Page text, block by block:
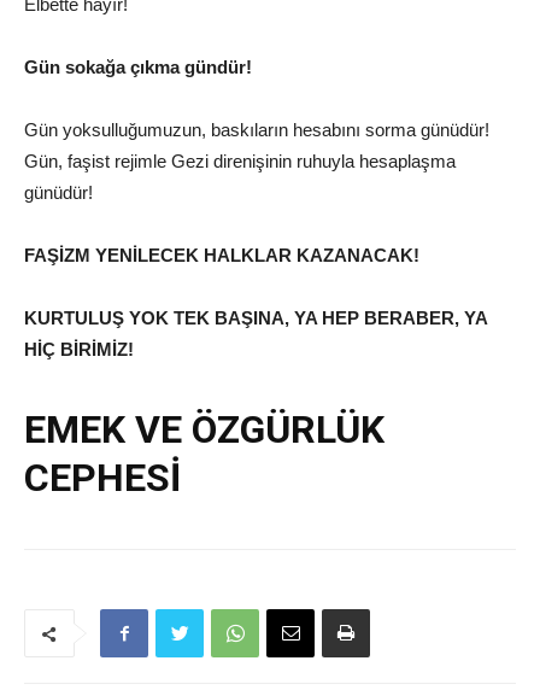
Elbette hayır!
Gün sokağa çıkma gündür!
Gün yoksulluğumuzun, baskıların hesabını sorma günüdür!
Gün, faşist rejimle Gezi direnişinin ruhuyla hesaplaşma
günüdür!
FAŞİZM YENİLECEK HALKLAR KAZANACAK!
KURTULUŞ YOK TEK BAŞINA, YA HEP BERABER, YA
HİÇ BİRİMİZ!
EMEK VE ÖZGÜRLÜK
CEPHESİ